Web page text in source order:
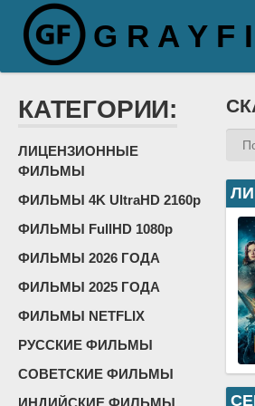
G R A Y F
КАТЕГОРИИ:
ЛИЦЕНЗИОННЫЕ
ФИЛЬМЫ
ФИЛЬМЫ 4K UltraHD 2160p
ФИЛЬМЫ FullHD 1080p
ФИЛЬМЫ 2026 ГОДА
ФИЛЬМЫ 2025 ГОДА
ФИЛЬМЫ NETFLIX
РУССКИЕ ФИЛЬМЫ
СОВЕТСКИЕ ФИЛЬМЫ
ИНДИЙСКИЕ ФИЛЬМЫ